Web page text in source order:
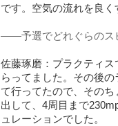
です。空気の流れを良く
――予選でどれぐらのス
佐藤琢磨：プラクティ
らってました。その後
て行ってたので、その
出して、4周目まで
ュレーションでした。